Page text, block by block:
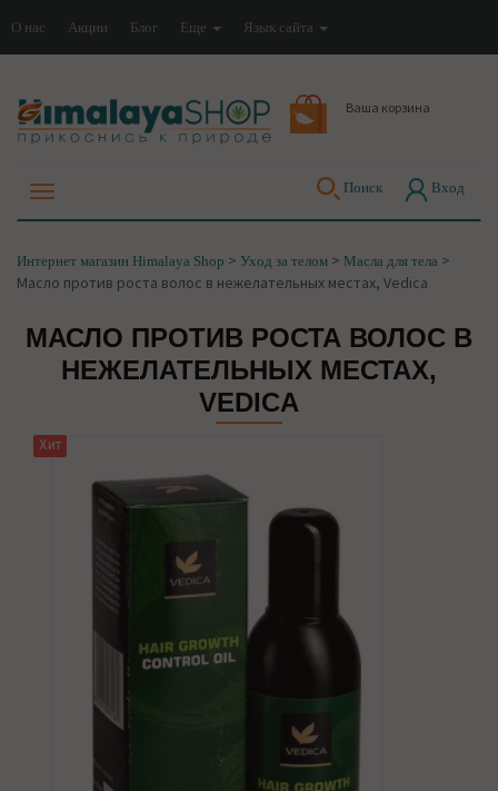
О нас Акции Блог Еще Язык сайта
Ваша корзина
Поиск Вход
Интернет магазин Himalaya Shop > Уход за телом > Масла для тела >
Масло против роста волос в нежелательных местах, Vedica
МАСЛО ПРОТИВ РОСТА ВОЛОС В
НЕЖЕЛАТЕЛЬНЫХ МЕСТАХ,
VEDICA
Хит